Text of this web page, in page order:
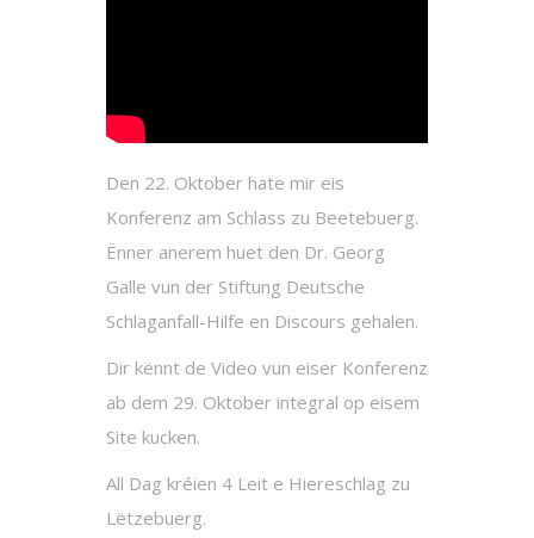
Den 22. Oktober hate mir eis
Konferenz am Schlass zu Beetebuerg.
Ënner anerem huet den Dr. Georg
Galle vun der Stiftung Deutsche
Schlaganfall-Hilfe en Discours gehalen.
Dir kënnt de Video vun eiser Konferenz
ab dem 29. Oktober integral op eisem
Site kucken.
All Dag kréien 4 Leit e Hiereschlag zu
Lëtzebuerg.